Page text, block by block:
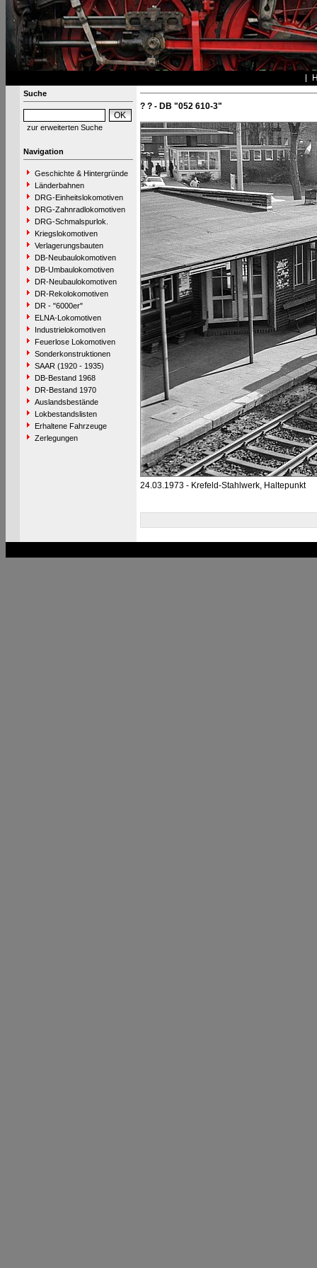
Suche
zur erweiterten Suche
Navigation
Geschichte & Hintergründe
Länderbahnen
DRG-Einheitslokomotiven
DRG-Zahnradlokomotiven
DRG-Schmalspurlok.
Kriegslokomotiven
Verlagerungsbauten
DB-Neubaulokomotiven
DB-Umbaulokomotiven
DR-Neubaulokomotiven
DR-Rekolokomotiven
DR - "6000er"
ELNA-Lokomotiven
Industrielokomotiven
Feuerlose Lokomotiven
Sonderkonstruktionen
SAAR (1920 - 1935)
DB-Bestand 1968
DR-Bestand 1970
Auslandsbestände
Lokbestandslisten
Erhaltene Fahrzeuge
Zerlegungen
? ? - DB "052 610-3"
24.03.1973 - Krefeld-Stahlwerk, Haltepunkt